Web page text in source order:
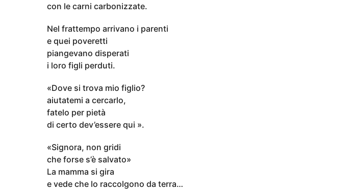
con le carni carbonizzate.
Nel frattempo arrivano i parenti
e quei poveretti
piangevano disperati
i loro figli perduti.
«Dove si trova mio figlio?
aiutatemi a cercarlo,
fatelo per pietà
di certo dev’essere qui ».
«Signora, non gridi
che forse s’è salvato»
La mamma si gira
e vede che lo raccolgono da terra…